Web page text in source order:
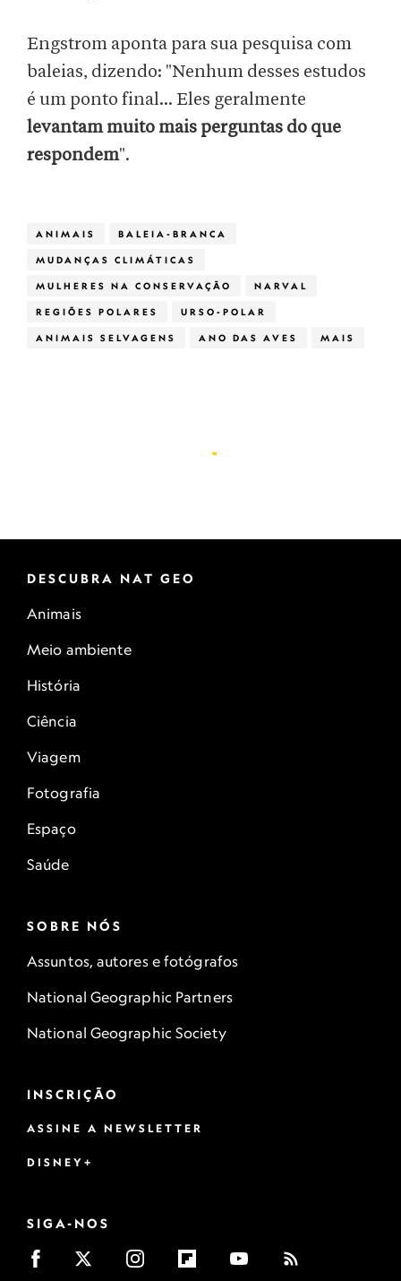
Engstrom aponta para sua pesquisa com
baleias, dizendo: "Nenhum desses estudos
é um ponto final... Eles geralmente
levantam muito mais perguntas do que
respondem".
ANIMAIS BALEIA-BRANCA
MUDANÇAS CLIMÁTICAS
MULHERES NA CONSERVAÇÃO NARVAL
REGIÕES POLARES URSO-POLAR
ANIMAIS SELVAGENS ANO DAS AVES MAIS
DESCUBRA NAT GEO
Animais
Meio ambiente
História
Ciência
Viagem
Fotografia
Espaço
Saúde
SOBRE NÓS
Assuntos, autores e fotógrafos
National Geographic Partners
National Geographic Society
INSCRIÇÃO
ASSINE A NEWSLETTER
DISNEY+
SIGA-NOS